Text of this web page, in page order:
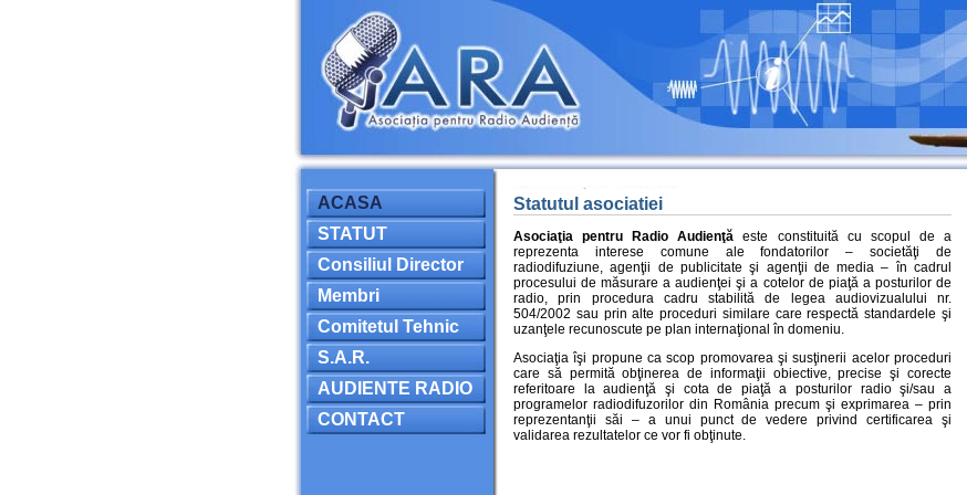
ACASA
STATUT
Consiliul Director
Membri
Comitetul Tehnic
S.A.R.
AUDIENTE RADIO
CONTACT
Statutul asociatiei
Asociaţia pentru Radio Audienţă este constituită cu scopul de a
reprezenta interese comune ale fondatorilor – societăţi de
radiodifuziune, agenţii de publicitate şi agenţii de media – în cadrul
procesului de măsurare a audienţei şi a cotelor de piaţă a posturilor de
radio, prin procedura cadru stabilită de legea audiovizualului nr.
504/2002 sau prin alte proceduri similare care respectă standardele şi
uzanţele recunoscute pe plan internaţional în domeniu.
Asociaţia îşi propune ca scop promovarea şi susţinerii acelor proceduri
care să permită obţinerea de informaţii obiective, precise şi corecte
referitoare la audienţă şi cota de piaţă a posturilor radio şi/sau a
programelor radiodifuzorilor din România precum şi exprimarea – prin
reprezentanţii săi – a unui punct de vedere privind certificarea şi
validarea rezultatelor ce vor fi obţinute.